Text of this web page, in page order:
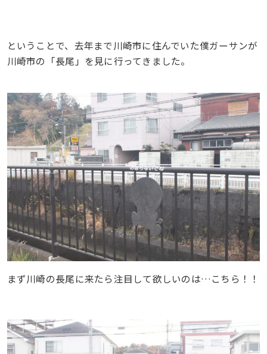
ということで、去年まで川崎市に住んでいた僕ガーサンが
川崎市の「長尾」を見に行ってきました。
まず川崎の長尾に来たら注目して欲しいのは…こちら！！